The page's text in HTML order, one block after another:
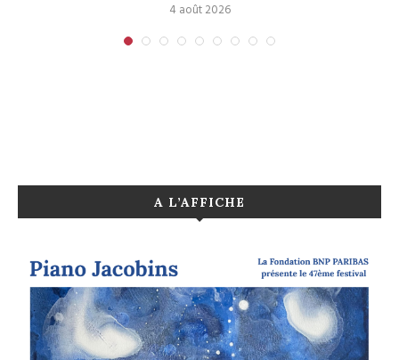
4 août 2026
A L’AFFICHE